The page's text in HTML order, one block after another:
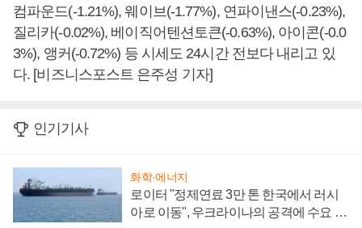
컴파운드(-1.21%), 웨이브(-1.77%), 연파이낸스(-0.23%),
질리카(-0.02%), 베이직어텐션토큰(-0.63%), 아이콘(-0.0
3%), 앵커(-0.72%) 등 시세도 24시간 전보다 내리고 있
다. [비즈니스포스트 은주성 기자]
인기기사
화학·에너지
로이터 "정제연료 3만 톤 한국에서 러시
아로 이동", 우크라이나의 공격에 수요 늘